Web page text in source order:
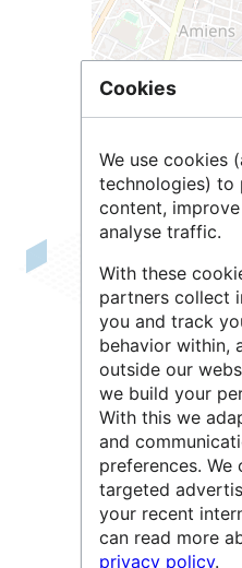
Leaflet| ©
RS2E est le
électrochimique
par leCNRSavec
l’enseignement
Il regroupe 17
CNRS/
de recherche
technologique
partenaires
RS2E est un
Cookies
We use cookies
technologies) to
content,
analyse traffic.
With these
partners collect
you and track
behavior within,
outside our
we build your
With this we
and
preferences. We
targeted
your recent
can read more
privacy policy.